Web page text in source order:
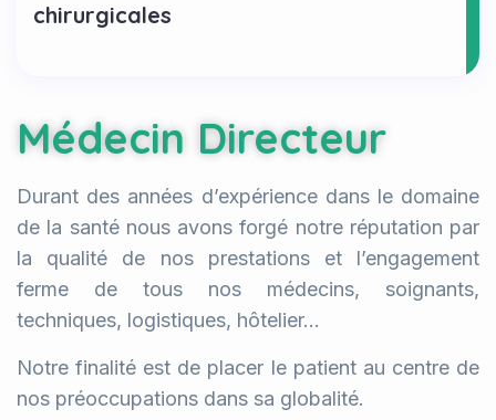
chirurgicales
Médecin Directeur
Durant des années d’expérience dans le domaine
de la santé nous avons forgé notre réputation par
la qualité de nos prestations et l’engagement
ferme de tous nos médecins, soignants,
techniques, logistiques, hôtelier…
Notre finalité est de placer le patient au centre de
nos préoccupations dans sa globalité.